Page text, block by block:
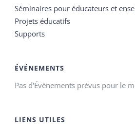
Séminaires pour éducateurs et
Projets éducatifs
Supports
ÉVÉNEMENTS
Pas d'Évènements prévus pour le
LIENS UTILES